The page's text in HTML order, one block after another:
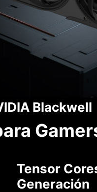
Blackwell
Tensor
Generación